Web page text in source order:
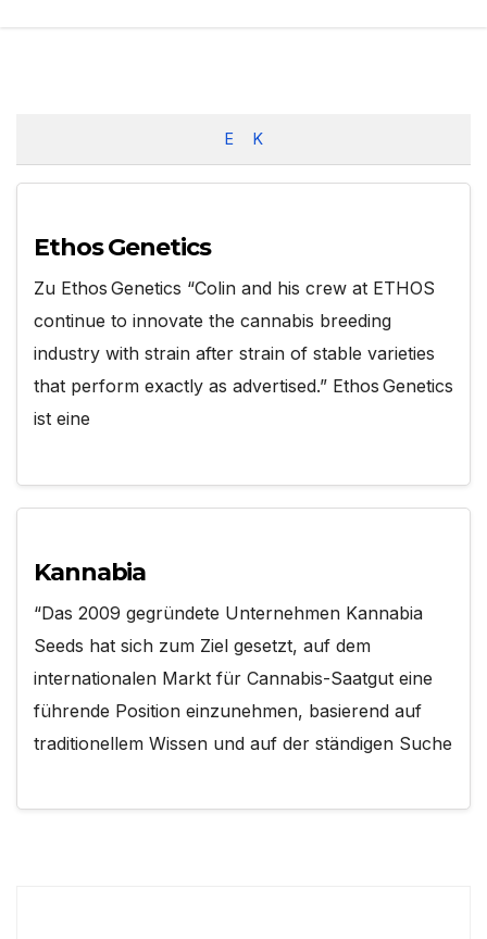
E K
Ethos Genetics
Zu Ethos Genetics “Colin and his crew at ETHOS
continue to innovate the cannabis breeding
industry with strain after strain of stable varieties
that perform exactly as advertised.” Ethos Genetics
ist eine
Kannabia
“Das 2009 gegründete Unternehmen Kannabia
Seeds hat sich zum Ziel gesetzt, auf dem
internationalen Markt für Cannabis-Saatgut eine
führende Position einzunehmen, basierend auf
traditionellem Wissen und auf der ständigen Suche